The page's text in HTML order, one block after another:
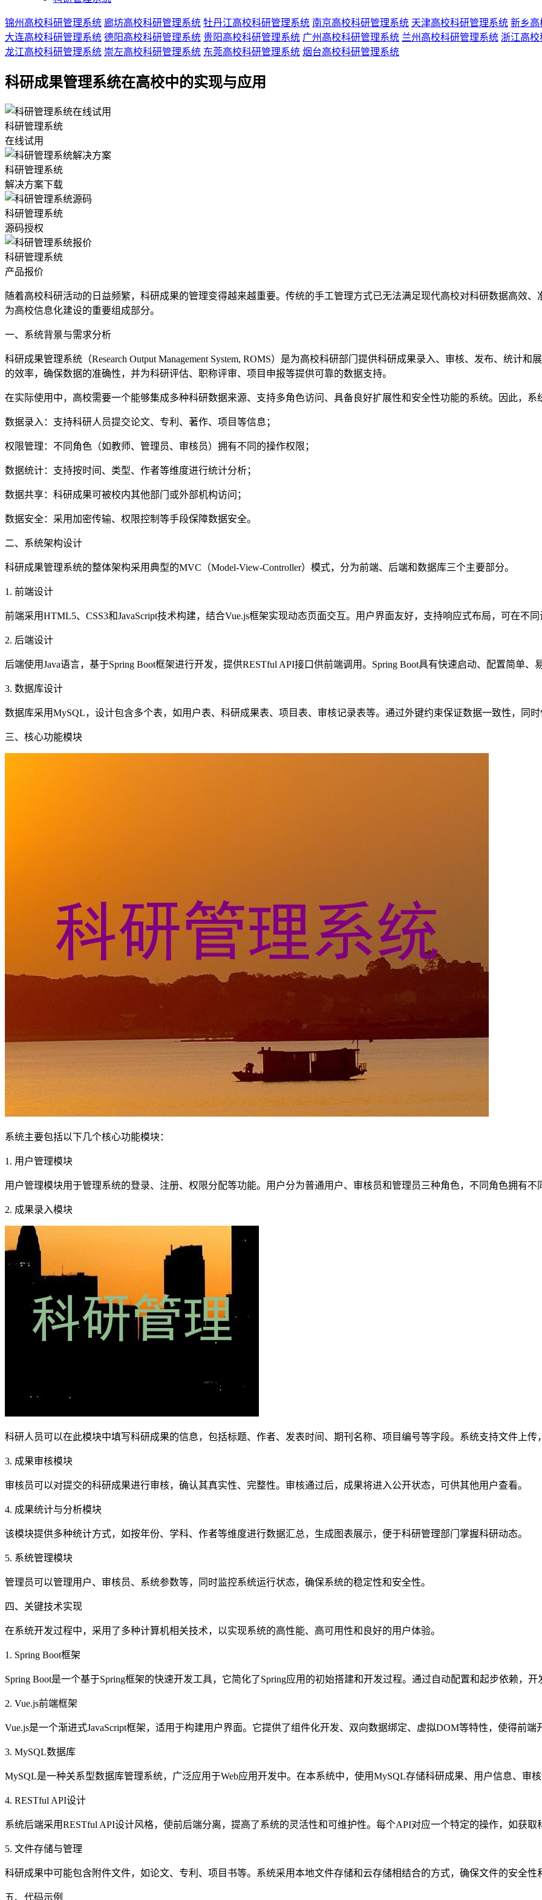
锦州高校科研管理系统 廊坊高校科研管理系统 牡丹江高校科研管理系统 南京高校科研管理系统 天津高校科研管理系统 新乡高
大连高校科研管理系统 德阳高校科研管理系统 贵阳高校科研管理系统 广州高校科研管理系统 兰州高校科研管理系统 浙江高
龙江高校科研管理系统 崇左高校科研管理系统 东莞高校科研管理系统 烟台高校科研管理系统
科研成果管理系统在高校中的实现与应用
科研管理系统
在线试用
科研管理系统
解决方案下载
科研管理系统
源码授权
科研管理系统
产品报价
随着高校科研活动的日益频繁，科研成果的管理变得越来越重要。传统的手工管理方式已无法满足现代高校对科研数据高效
为高校信息化建设的重要组成部分。
一、系统背景与需求分析
科研成果管理系统（Research Output Management System, ROMS）是为高校科研部门提供科研成果录入、审核、发布、统计
的效率，确保数据的准确性，并为科研评估、职称评审、项目申报等提供可靠的数据支持。
在实际使用中，高校需要一个能够集成多种科研数据来源、支持多角色访问、具备良好扩展性和安全性功能的系统。因此，系
数据录入：支持科研人员提交论文、专利、著作、项目等信息；
权限管理：不同角色（如教师、管理员、审核员）拥有不同的操作权限；
数据统计：支持按时间、类型、作者等维度进行统计分析；
数据共享：科研成果可被校内其他部门或外部机构访问；
数据安全：采用加密传输、权限控制等手段保障数据安全。
二、系统架构设计
科研成果管理系统的整体架构采用典型的MVC（Model-View-Controller）模式，分为前端、后端和数据库三个主要部分。
1. 前端设计
前端采用HTML5、CSS3和JavaScript技术构建，结合Vue.js框架实现动态页面交互。用户界面友好，支持响应式布局，可在不同
2. 后端设计
后端使用Java语言，基于Spring Boot框架进行开发，提供RESTful API接口供前端调用。Spring Boot具有快速启动、配置简单、
3. 数据库设计
数据库采用MySQL，设计包含多个表，如用户表、科研成果表、项目表、审核记录表等。通过外键约束保证数据一致性，同时
三、核心功能模块
系统主要包括以下几个核心功能模块：
1. 用户管理模块
用户管理模块用于管理系统的登录、注册、权限分配等功能。用户分为普通用户、审核员和管理员三种角色，不同角色拥有不
2. 成果录入模块
科研人员可以在此模块中填写科研成果的信息，包括标题、作者、发表时间、期刊名称、项目编号等字段。系统支持文件上传
3. 成果审核模块
审核员可以对提交的科研成果进行审核，确认其真实性、完整性。审核通过后，成果将进入公开状态，可供其他用户查看。
4. 成果统计与分析模块
该模块提供多种统计方式，如按年份、学科、作者等维度进行数据汇总，生成图表展示，便于科研管理部门掌握科研动态。
5. 系统管理模块
管理员可以管理用户、审核员、系统参数等，同时监控系统运行状态，确保系统的稳定性和安全性。
四、关键技术实现
在系统开发过程中，采用了多种计算机相关技术，以实现系统的高性能、高可用性和良好的用户体验。
1. Spring Boot框架
Spring Boot是一个基于Spring框架的快速开发工具，它简化了Spring应用的初始搭建和开发过程。通过自动配置和起步依赖，
2. Vue.js前端框架
Vue.js是一个渐进式JavaScript框架，适用于构建用户界面。它提供了组件化开发、双向数据绑定、虚拟DOM等特性，使得前端
3. MySQL数据库
MySQL是一种关系型数据库管理系统，广泛应用于Web应用开发中。在本系统中，使用MySQL存储科研成果、用户信息、审
4. RESTful API设计
系统后端采用RESTful API设计风格，使前后端分离，提高了系统的灵活性和可维护性。每个API对应一个特定的操作，如获取
5. 文件存储与管理
科研成果中可能包含附件文件，如论文、专利、项目书等。系统采用本地文件存储和云存储相结合的方式，确保文件的安全性
五、代码示例